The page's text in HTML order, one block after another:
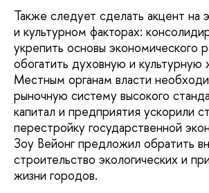
Также следует сделать акцент на
и культурном факторах:
укрепить основы экономического
обогатить духовную и культурную
Местным органам власти
рыночную систему высокого
капитал и предприятия ускорили
перестройку государственной
Зоу Вейонг предложил обратить
строительство экологических и
жизни городов.